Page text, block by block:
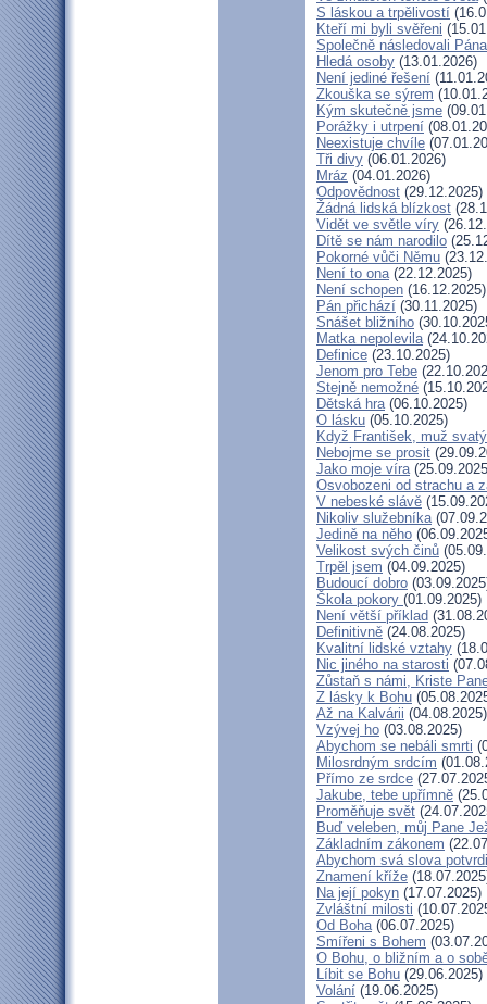
S láskou a trpělivostí
Kteří mi byli svěřeni
Společně následovali Pána
Hledá osoby (13.01.2026)
Není jediné řešení
Zkouška se sýrem
Kým skutečně jsme
Porážky i utrpení
Neexistuje chvíle
Tři divy (06.01.2026)
Mráz (04.01.2026)
Odpovědnost (29.12.2025)
Žádná lidská blízkost
Vidět ve světle víry
Dítě se nám narodilo
Pokorné vůči Němu
Není to ona(22.12.2025)
Není schopen (16.12.2025)
Pán přichází (30.11.2025)
Snášet bližního
Matka nepolevila
Definice (23.10.2025)
Jenom pro Tebe
Stejně nemožné
Dětská hra(06.10.2025)
O lásku (05.10.2025)
Když František, muž svatý
Nebojme se prosit
Jako moje víra
Osvobozeni od strachu a
V nebeské slávě
Nikoliv služebníka
Jedině na něho
Velikost svých činů
Trpěl jsem (04.09.2025)
Budoucí dobro
Škola pokory (01.09.2025)
Není větší příklad
Definitivně (24.08.2025)
Kvalitní lidské vztahy
Nic jiného na starosti
Zůstaň s námi, Kriste
Z lásky k Bohu
Až na Kalvárii (04.08.2025)
Vzývej ho (03.08.2025)
Abychom se nebáli smrti
Milosrdným srdcím
Přímo ze srdce
Jakube, tebe upřímně
Proměňuje svět
Buď veleben, můj Pane
Základním zákonem
Abychom svá slova
Znamení kříže
Na její pokyn (17.07.2025)
Zvláštní milosti
Od Boha(06.07.2025)
Smířeni s Bohem
O Bohu, o bližním a o
Líbit se Bohu (29.06.2025)
Volání (19.06.2025)